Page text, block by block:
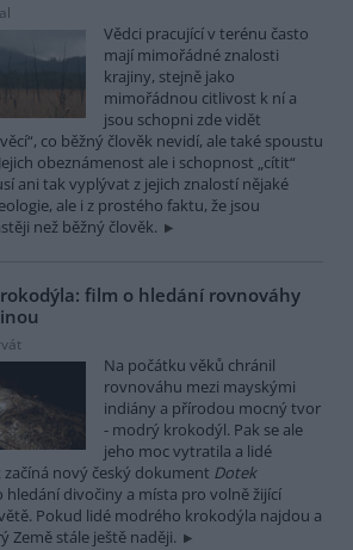
Vědci pracující v terénu často
mají mimořádné znalosti
krajiny, stejně jako
mimořádnou citlivost k ní a
jsou schopni zde vidět
co běžný člověk nevidí, ale také spoustu
obeznámenost ale i schopnost „cítit“
ani tak vyplývat z jejich znalostí nějaké
ale i z prostého faktu, že jsou
než běžný člověk.
film o hledání rovnováhy
Na počátku věků chránil
rovnováhu mezi mayskými
indiány a přírodou mocný tvor
- modrý krokodýl. Pak se ale
jeho moc vytratila a lidé
začíná nový český dokument Dotek
hledání divočiny a místa pro volně žijící
Pokud lidé modrého krokodýla najdou a
Země stále ještě naději.